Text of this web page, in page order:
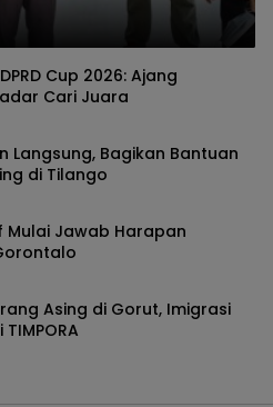
Cup 2026: Ajang
Cari Juara
Langsung, Bagikan Bantuan
di Tilango
Mulai Jawab Harapan
Asing di Gorut, Imigrasi